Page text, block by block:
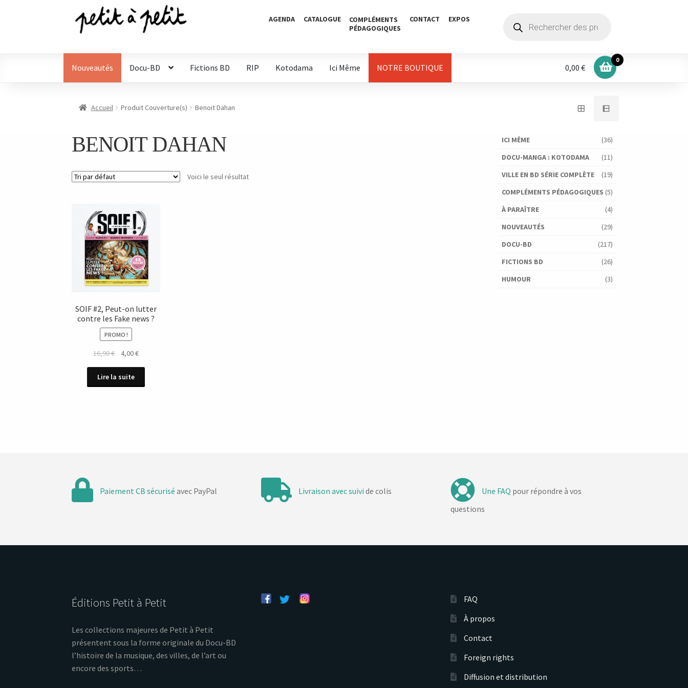
Aller
navigation
Aller
AGENDA CATALOGUE
COMPLÉMENTS
PÉDAGOGIQUES
CONTACT EXPOS
produits
Nouveautés Docu-BD Fictions BD RIP Kotodama Ici Même NOTRE BOUTIQUE 0,00 €
0
Accueil Produit Couverture(s) Benoit Dahan
BENOIT DAHAN
Voici le seul résultat
SOIF #2, Peut-on lutter
contre les Fake news ?
PROMO !
16,90€
Le
initial
était :
4,00€Le
est :
Lire la suite
ICI MÊME
(36)
DOCU-MANGA : KOTODAMA
(11)
VILLE EN BD SÉRIE COMPLÈTE
(19)
COMPLÉMENTS PÉDAGOGIQUES (5)
À PARAÎTRE
(4)
NOUVEAUTÉS
(29)
DOCU-BD
(217)
FICTIONS BD
(26)
HUMOUR
(3)
Paiement CB sécurisé avec PayPal Livraison avec suivi de colis Une FAQ pour répondre à vos
questions
Éditions Petit à Petit
Les collections majeures de Petit à Petit
présentent sous la forme originale du Docu-BD
l’histoire de la musique, des villes, de l’art ou
encore des sports…
FAQ
À propos
Contact
Foreign rights
Diffusion et distribution